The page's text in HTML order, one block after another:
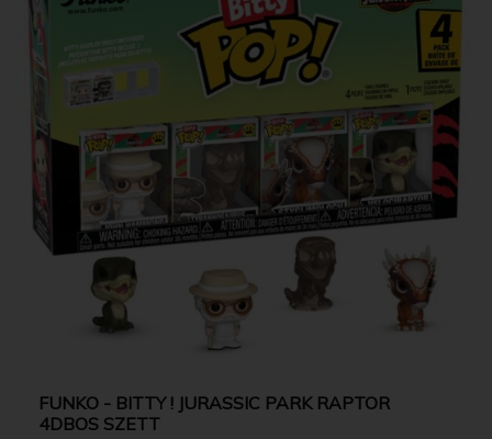
FUNKO - BITTY ! JURASSIC PARK RAPTOR
4DBOS SZETT